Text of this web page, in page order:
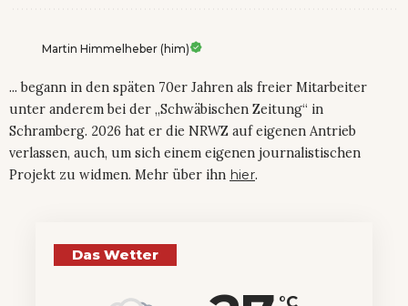
Martin Himmelheber (him)
... begann in den späten 70er Jahren als freier Mitarbeiter
unter anderem bei der „Schwäbischen Zeitung“ in
Schramberg. 2026 hat er die NRWZ auf eigenen Antrieb
verlassen, auch, um sich einem eigenen journalistischen
Projekt zu widmen. Mehr über ihn hier.
Das Wetter